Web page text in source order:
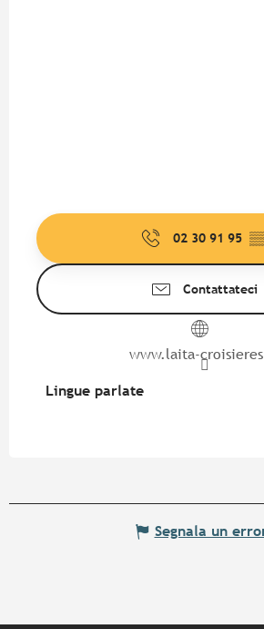
02 30 91 95
Contattateci
www.laita-
Lingue parlate
Lingue parlate
Segnala un